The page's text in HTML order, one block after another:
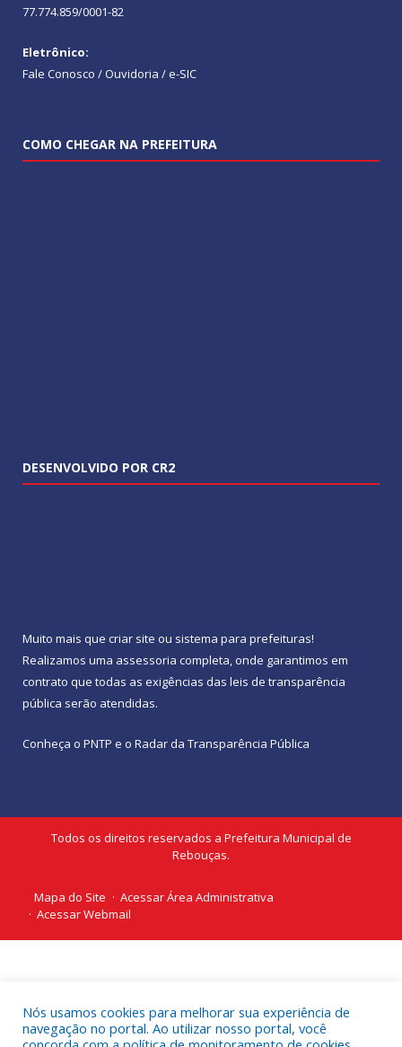
77.774.859/0001-82
Eletrônico:
Fale Conosco / Ouvidoria / e-SIC
COMO CHEGAR NA PREFEITURA
DESENVOLVIDO POR CR2
Muito mais que criar site ou sistema para prefeituras!
Realizamos uma assessoria completa, onde garantimos em
contrato que todas as exigências das leis de transparência
pública serão atendidas.
Conheça o PNTP e o Radar da Transparência Pública
Todos os direitos reservados a Prefeitura Municipal de
Rebouças.
Mapa do Site
Acessar Área Administrativa
Acessar Webmail
Nós usamos cookies para melhorar sua experiência de
navegação no portal. Ao utilizar nosso portal, você